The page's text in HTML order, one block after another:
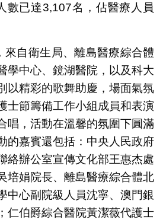
數已達3,107名，佔醫療人員
來自衛生局、離島醫療綜合體
學中心、鏡湖醫院，以及科大
以精彩的歌舞助慶，場面氣氛
士節籌備工作小組成員和表演
唱，活動在溫馨的氛圍下圓滿
的嘉賓還包括：中央人民政府
絡辦公室宣傳文化部王惠杰處
培娟院長、離島醫療綜合體北
中心副院級人員沈寧、澳門銀
仁伯爵綜合醫院黃潔薇代護士